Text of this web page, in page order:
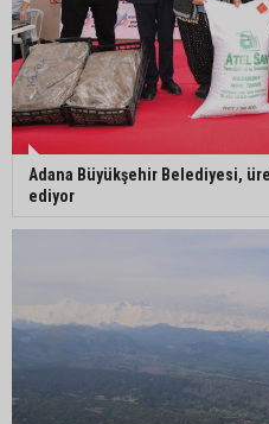
Adana Büyükşehir Belediyesi,
ediyor